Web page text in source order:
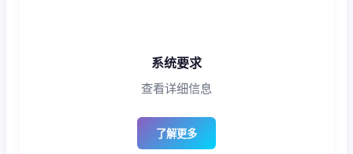
系统要求
查看详细信息
了解更多